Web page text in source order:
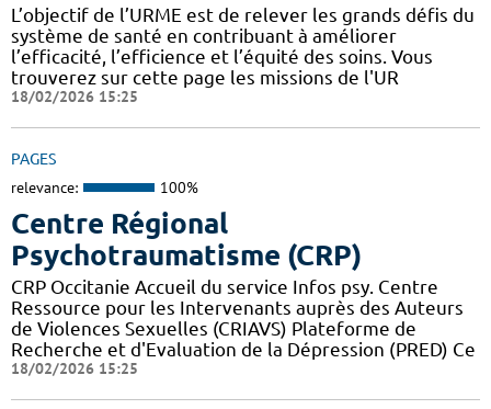
L’objectif de l’URME est de relever les grands défis du
système de santé en contribuant à améliorer
l’efficacité, l’efficience et l’équité des soins. Vous
trouverez sur cette page les missions de l'UR
18/02/2026 15:25
PAGES
relevance: 100%
Centre Régional
Psychotraumatisme (CRP)
CRP Occitanie Accueil du service Infos psy. Centre
Ressource pour les Intervenants auprès des Auteurs
de Violences Sexuelles (CRIAVS) Plateforme de
Recherche et d'Evaluation de la Dépression (PRED) Ce
18/02/2026 15:25